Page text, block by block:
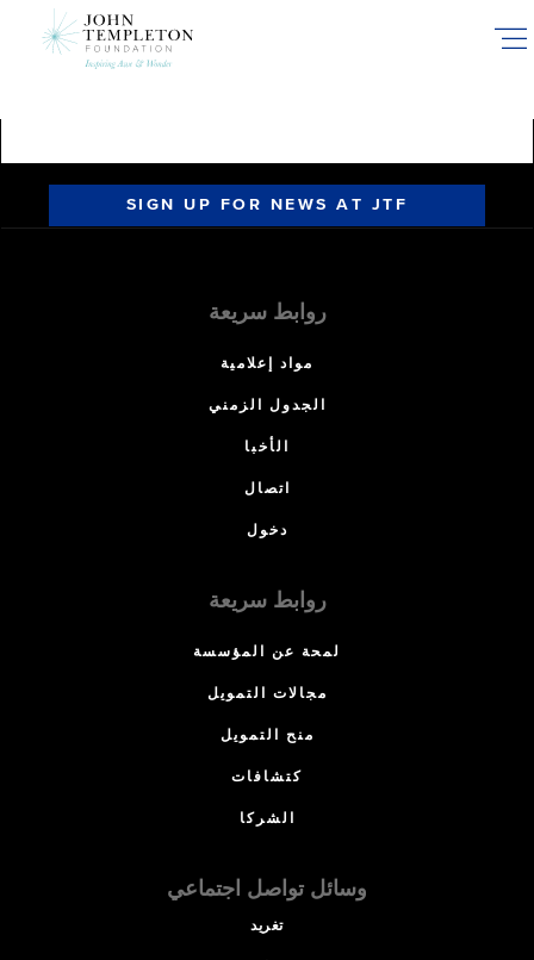
SIGN UP FOR NEWS AT JTF
روابط سريعة
مواد إعلامية
الجدول الزمني
الأخبا
اتصال
دخول
روابط سريعة
لمحة عن المؤسسة
مجالات التمويل
منح التمويل
كتشافات
الشركا
وسائل تواصل اجتماعي
تغريد